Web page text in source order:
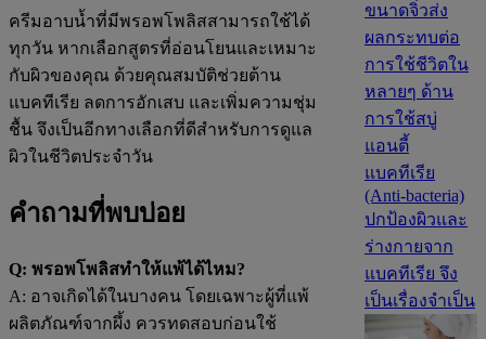
ครีมอาบน้ำที่มีพรอพโพลิสสามารถใช้ได้
ทุกวัน หากเลือกสูตรที่อ่อนโยนและเหมาะ
กับผิวของคุณ ด้วยคุณสมบัติช่วยต้าน
แบคทีเรีย ลดการอักเสบ และเพิ่มความชุ่ม
ชื้น จึงเป็นอีกทางเลือกที่ดีสำหรับการดูแล
ผิวในชีวิตประจำวัน
คำถามที่พบบ่อย
Q: พรอพโพลิสทำให้แพ้ได้ไหม?
A: อาจเกิดได้ในบางคน โดยเฉพาะผู้ที่แพ้
ผลิตภัณฑ์จากผึ้ง ควรทดสอบก่อนใช้
ขนาดจิ๋วส่ง
ผลกระทบต่อ
การใช้ชีวิตใน
หลายๆ ด้าน
การใช้สบู่
แอนตี้
แบคทีเรีย
(Anti-bacteria)
ปกป้องผิวและ
ร่างกายจาก
แบคทีเรีย จึง
เป็นเรื่องจำเป็น